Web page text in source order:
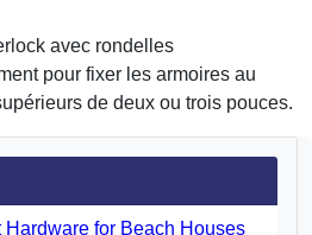
avec rondelles
pour fixer les armoires au
de deux ou trois pouces.
for Beach Houses